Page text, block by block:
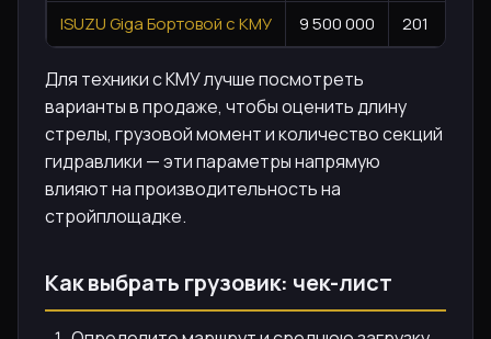
ISUZU Giga Бортовой с КМУ
9 500 000 201
Для техники с КМУ лучше посмотреть
варианты в продаже, чтобы оценить длину
стрелы, грузовой момент и количество секций
гидравлики — эти параметры напрямую
влияют на производительность на
стройплощадке.
Как выбрать грузовик: чек-лист